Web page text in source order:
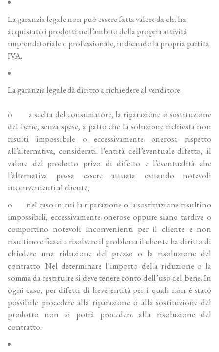
La garanzia legale non può essere fatta valere da chi ha
acquistato i prodotti nell’ambito della propria attività
imprenditoriale o professionale, indicando la propria partita
IVA.
La garanzia legale dà diritto a richiedere al venditore:
o a scelta del consumatore, la riparazione o sostituzione
del bene, senza spese, a patto che la soluzione richiesta non
risulti impossibile o eccessivamente onerosa rispetto
all’alternativa, considerati: l’entità dell’eventuale difetto, il
valore del prodotto privo di difetto e l’eventualità che
l’alternativa possa essere attuata evitando notevoli
inconvenienti al cliente;
o nel caso in cui la riparazione o la sostituzione risultino
impossibili, eccessivamente onerose oppure siano tardive o
comportino notevoli inconvenienti per il cliente e non
risultino efficaci a risolvere il problema il cliente ha diritto di
chiedere una riduzione del prezzo o la risoluzione del
contratto. Nel determinare l’importo della riduzione o la
somma da restituire si deve tenere conto dell’uso del bene. In
ogni caso, per difetti di lieve entità per i quali non è stato
possibile procedere alla riparazione o alla sostituzione del
prodotto non si potrà procedere alla risoluzione del
contratto.